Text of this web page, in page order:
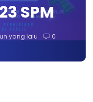
SPM
yang lalu 0